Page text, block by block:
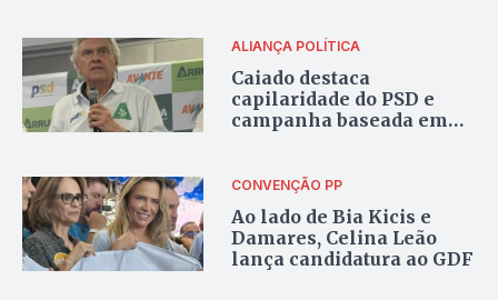
ALIANÇA POLÍTICA
Caiado destaca
capilaridade do PSD e
campanha baseada em
CONVENÇÃO PP
Ao lado de Bia Kicis e
Damares, Celina Leão
lança candidatura ao GDF